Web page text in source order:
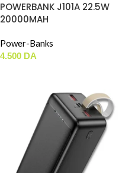
POWERBANK J101A 22.5W
20000MAH
Power-Banks
4.500 DA